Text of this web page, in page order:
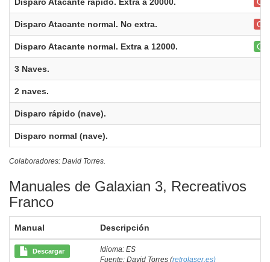
Disparo Atacante normal. No extra.
Disparo Atacante normal. Extra a 12000. ON
3 Naves.
2 naves.
Disparo rápido (nave).
Disparo normal (nave).
Colaboradores: David Torres.
Manuales de Galaxian 3, Recreativos
Franco
Manual Descripción
Descargar
Idioma: ES
Fuente: David Torres (retrolaser.es)